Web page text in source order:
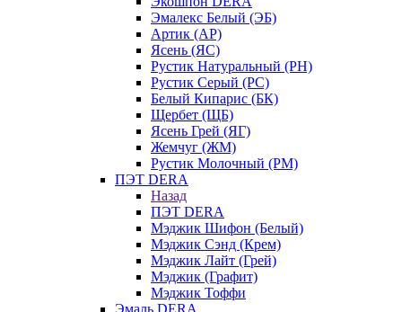
Эмалекс Белый (ЭБ)
Артик (АР)
Ясень (ЯС)
Рустик Натуральный (РН)
Рустик Серый (РС)
Белый Кипарис (БК)
Щербет (ЩБ)
Ясень Грей (ЯГ)
Жемчуг (ЖМ)
Рустик Молочный (РМ)
ПЭТ DERA
Назад
ПЭТ DERA
Мэджик Шифон (Белый)
Мэджик Сэнд (Крем)
Мэджик Лайт (Грей)
Мэджик (Графит)
Мэджик Тоффи
Эмаль DERA